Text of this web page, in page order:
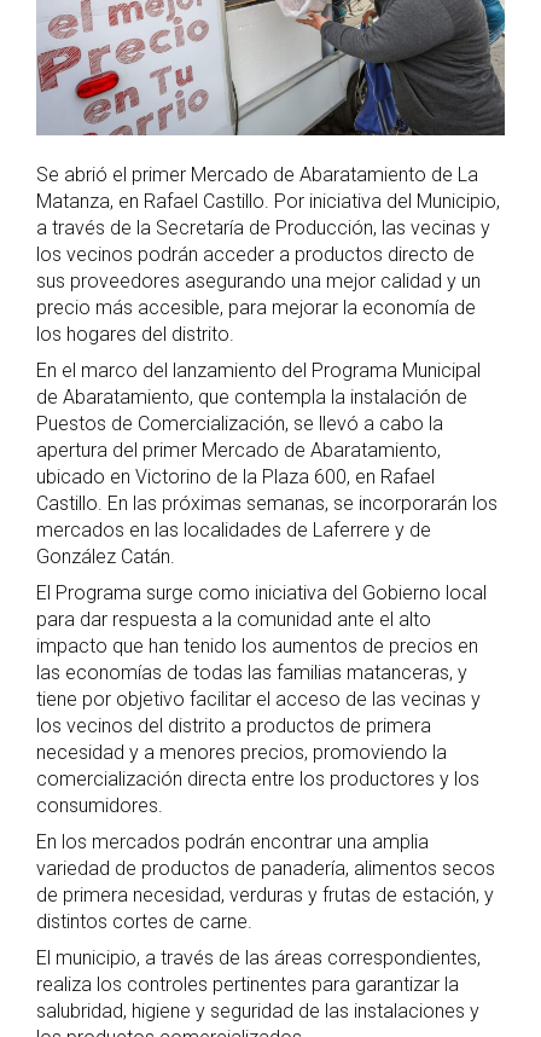
Se abrió el primer Mercado de Abaratamiento de La
Matanza, en Rafael Castillo. Por iniciativa del Municipio,
a través de la Secretaría de Producción, las vecinas y
los vecinos podrán acceder a productos directo de
sus proveedores asegurando una mejor calidad y un
precio más accesible, para mejorar la economía de
los hogares del distrito.
En el marco del lanzamiento del Programa Municipal
de Abaratamiento, que contempla la instalación de
Puestos de Comercialización, se llevó a cabo la
apertura del primer Mercado de Abaratamiento,
ubicado en Victorino de la Plaza 600, en Rafael
Castillo. En las próximas semanas, se incorporarán los
mercados en las localidades de Laferrere y de
González Catán.
El Programa surge como iniciativa del Gobierno local
para dar respuesta a la comunidad ante el alto
impacto que han tenido los aumentos de precios en
las economías de todas las familias matanceras, y
tiene por objetivo facilitar el acceso de las vecinas y
los vecinos del distrito a productos de primera
necesidad y a menores precios, promoviendo la
comercialización directa entre los productores y los
consumidores.
En los mercados podrán encontrar una amplia
variedad de productos de panadería, alimentos secos
de primera necesidad, verduras y frutas de estación, y
distintos cortes de carne.
El municipio, a través de las áreas correspondientes,
realiza los controles pertinentes para garantizar la
salubridad, higiene y seguridad de las instalaciones y